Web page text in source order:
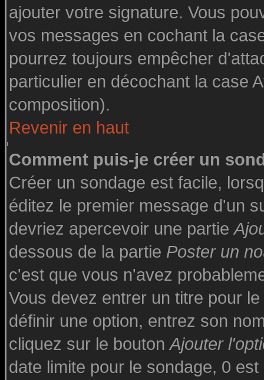
ajouter votre signature. Vous
vos messages en cochant la
pourrez toujours empêcher
particulier en décochant la case
composition).
Revenir en haut
Comment puis-je créer un
Créer un sondage est facile,
éditez le premier message d'un
devriez apercevoir une partie
dessous de la partie Poster un
c'est que vous n'avez
Vous devez entrer un titre pour
définir une option, entrez son
cliquez sur le boutonAjouter
date limite pour le sondage, 0